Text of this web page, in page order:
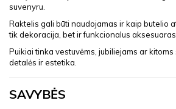
suvenyru.
Raktelis gali būti naudojamas ir kaip butelio
tik dekoracija, bet ir funkcionalus
Puikiai tinka vestuvėms, jubiliejams ar
detalės ir estetika.
SAVYBĖS